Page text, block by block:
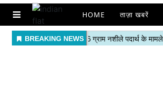
HOME ताज़ा खबरें